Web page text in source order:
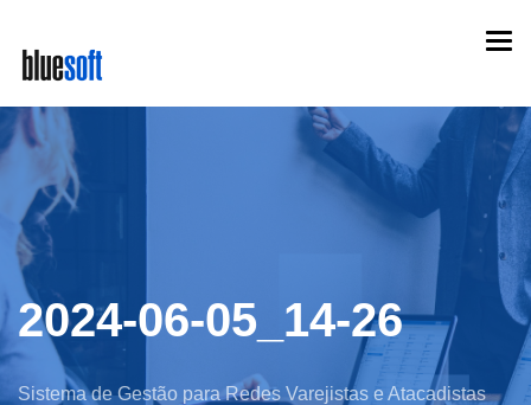
main
content
2024-06-05_14-26
Sistema de Gestão para Redes Varejistas e Atacadistas